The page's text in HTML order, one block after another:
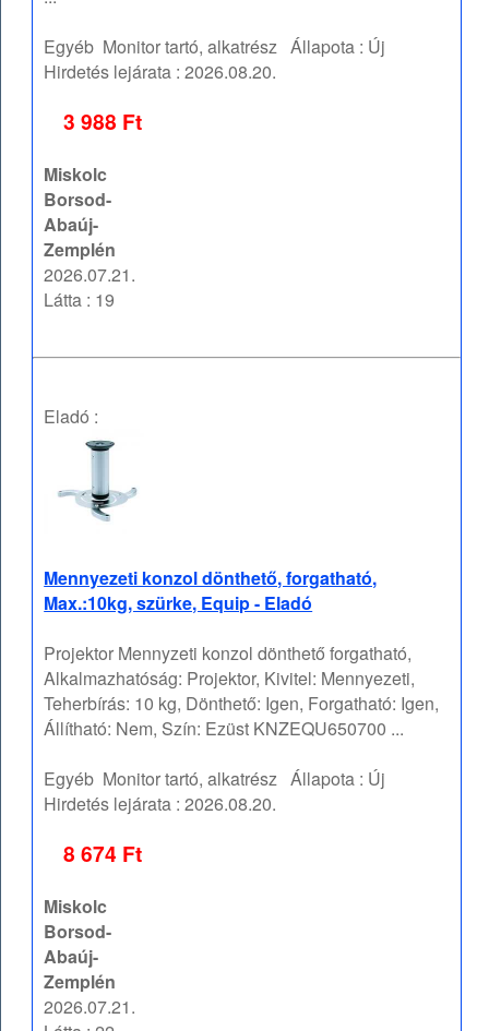
Egyéb Monitor tartó, alkatrész Állapota : Új
Hirdetés lejárata :2026.08.20.
3 988 Ft
Miskolc
Borsod-
Abaúj-
Zemplén
2026.07.21.
Látta : 19
Eladó :
Mennyezeti konzol dönthető, forgatható,
Max.:10kg, szürke, Equip - Eladó
Projektor Mennyzeti konzol dönthető forgatható,
Alkalmazhatóság: Projektor, Kivitel: Mennyezeti,
Teherbírás: 10 kg, Dönthető: Igen, Forgatható: Igen,
Állítható: Nem, Szín: Ezüst KNZEQU650700 ...
Egyéb Monitor tartó, alkatrész Állapota : Új
Hirdetés lejárata :2026.08.20.
8 674 Ft
Miskolc
Borsod-
Abaúj-
Zemplén
2026.07.21.